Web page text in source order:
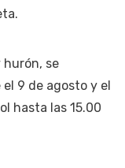
hurón, se
9 de agosto y el
hasta las 15.00